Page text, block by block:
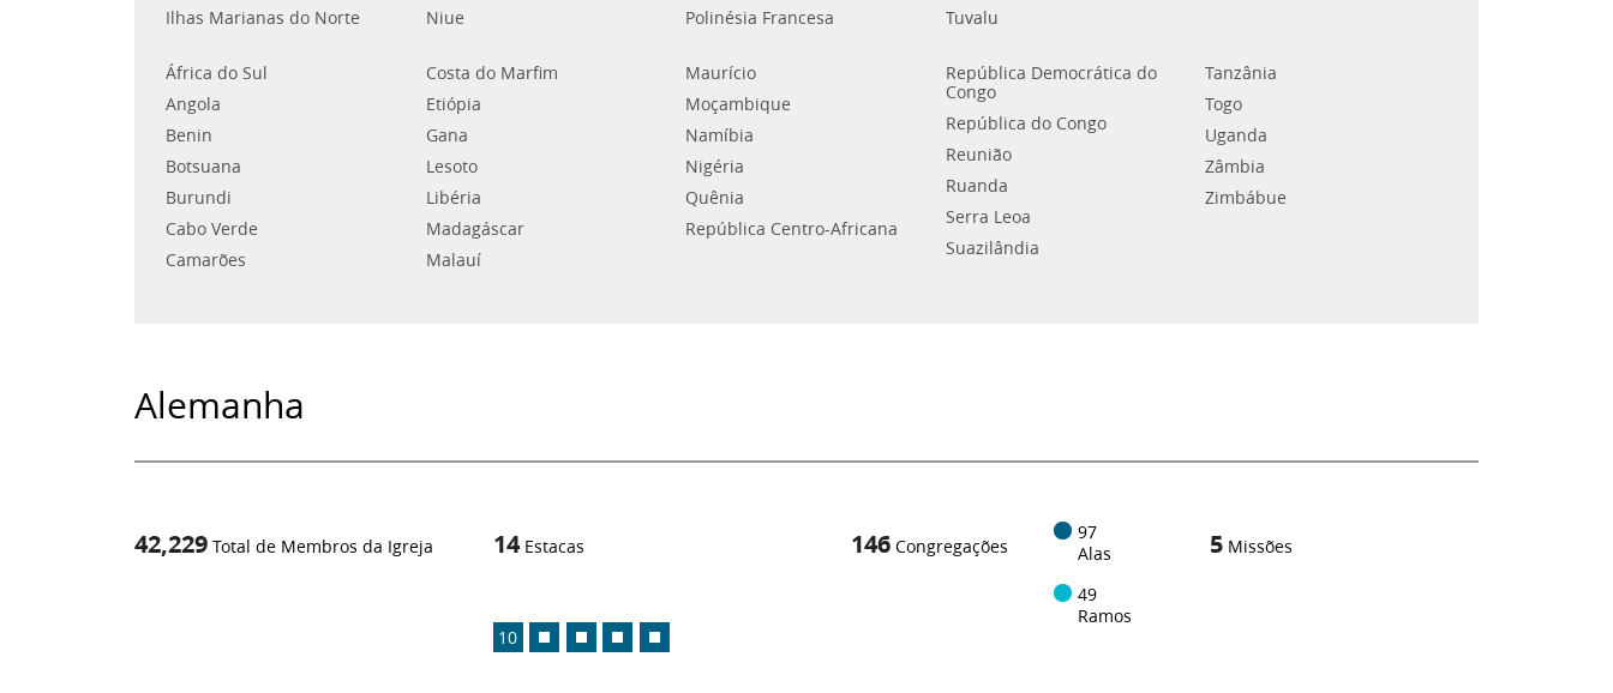
Ilhas Marianas do Norte
Niue
Polinésia Francesa
Tuvalu
África do Sul
Angola
Benin
Botsuana
Burundi
Cabo Verde
Camarões
Costa do Marfim
Etiópia
Gana
Lesoto
Libéria
Madagáscar
Malauí
Maurício
Moçambique
Namíbia
Nigéria
Quênia
República Centro-Africana
República Democrática do
Congo
República do Congo
Reunião
Ruanda
Serra Leoa
Suazilândia
Tanzânia
Togo
Uganda
Zâmbia
Zimbábue
Alemanha
42,229 Total de Membros da Igreja 14 Estacas
10
146 Congregações
97
Alas
49
Ramos
5 Missões